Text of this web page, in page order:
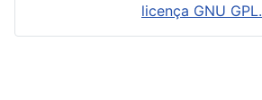
licença GNU GPL.